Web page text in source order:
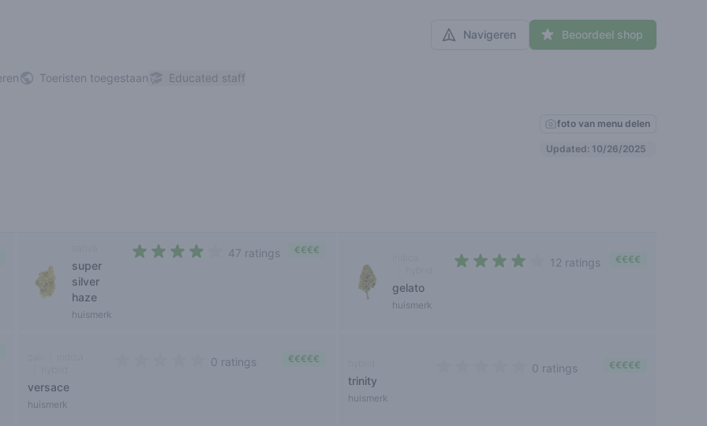
Toeristen toegestaan Educated staff
Navigeren Beoordeel shop
foto van menu delen
Updated: 10/26/2025
super
silver
haze
huismerk
47 ratings €€€€
gelato
huismerk
12 ratings €€€€
versace
huismerk
0 ratings €€€€€
trinity
huismerk
0 ratings €€€€€